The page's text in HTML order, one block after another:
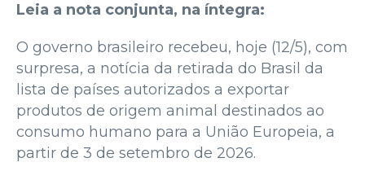
Leia a nota conjunta, na íntegra:
O governo brasileiro recebeu, hoje (12/5), com
surpresa, a notícia da retirada do Brasil da
lista de países autorizados a exportar
produtos de origem animal destinados ao
consumo humano para a União Europeia, a
partir de 3 de setembro de 2026.